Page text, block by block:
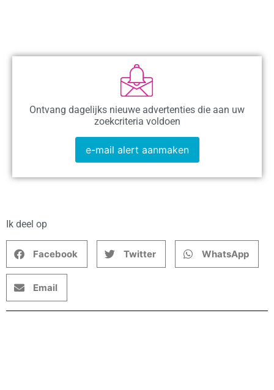
Ontvang dagelijks nieuwe advertenties die aan uw
zoekcriteria voldoen
e-mail alert aanmaken
Ik deel op
Facebook Twitter WhatsApp
Email